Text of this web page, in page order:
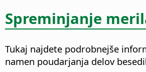
Spreminjanje
Tukaj najdete podrobnejše
namen poudarjanja delov